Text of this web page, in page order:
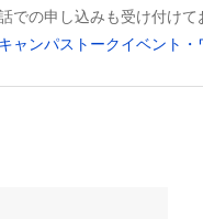
での申し込みも受け付けて
ャンパストークイベント